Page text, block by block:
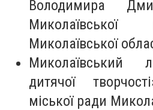
Володимира
Миколаївської
Миколаївський
дитячої
міської ради